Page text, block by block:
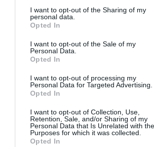
I want to opt-out of the Sharing of my
personal data.
Opted In
I want to opt-out of the Sale of my
Personal Data.
Opted In
I want to opt-out of processing my
Personal Data for Targeted Advertising.
Opted In
I want to opt-out of Collection, Use,
Retention, Sale, and/or Sharing of my
Personal Data that Is Unrelated with the
Purposes for which it was collected.
Opted In
un atac de cord în timpul unei înotări
tuttogi.info. Citiși mai multe: >>>
„Venise la pescuit cu prietenii și a
răcorească”
ACCIDENT ITALIA
Articolul anterior
Ce drepturi are o badantă
persoana asistată moare?
muncă nu se încheie automat”